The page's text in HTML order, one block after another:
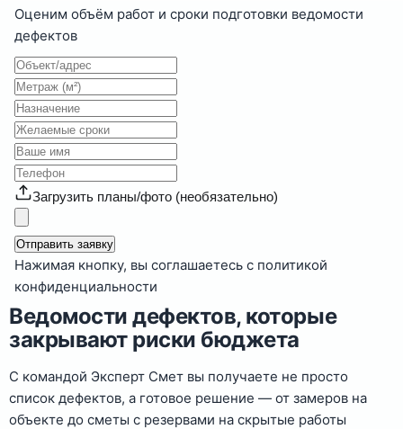
Оценим объём работ и сроки подготовки ведомости
дефектов
Загрузить планы/фото (необязательно)
Отправить заявку
Нажимая кнопку, вы соглашаетесь с политикой
конфиденциальности
Ведомости дефектов, которые
закрывают риски бюджета
С командой Эксперт Смет вы получаете не просто
список дефектов, а готовое решение — от замеров на
объекте до сметы с резервами на скрытые работы